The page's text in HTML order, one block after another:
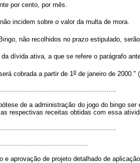
por cento, por mês.
incidem sobre o valor da multa de mora.
não recolhidos no prazo estipulado,
dívida ativa, a que se refere o parágrafo
cobrada a partir de 1o de janeiro de 2000."
de a administração do jogo do bingo
respectivas receitas obtidas com essa
e aprovação de projeto detalhado de